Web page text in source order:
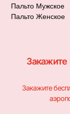
Пальто Мужское
Пальто Женское
Закажите